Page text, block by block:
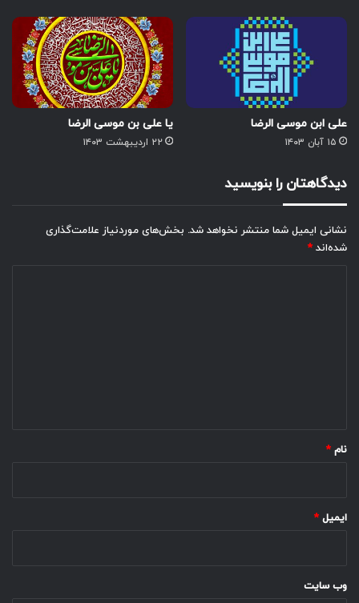
علی ابن موسی الرضا
۱۵ آبان ۱۴۰۳
یا علی بن موسی الرضا
۲۲ اردیبهشت ۱۴۰۳
دیدگاهتان را بنویسید
نشانی ایمیل شما منتشر نخواهد شد. بخش‌های موردنیاز علامت‌گذاری
شده‌اند *
نام *
ایمیل *
وب‌ سایت